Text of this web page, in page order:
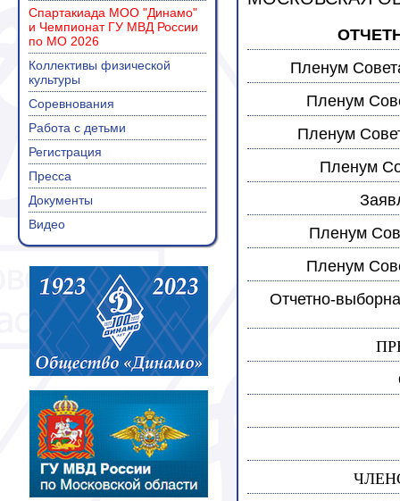
Спартакиада МОО "Динамо"
и Чемпионат ГУ МВД России
по МО 2026
Коллективы физической
культуры
Соревнования
Работа с детьми
Регистрация
Пресса
Документы
Видео
Пленум
Пленум
Пленум
Пленум
Пленум
Пленум
Отчетно-